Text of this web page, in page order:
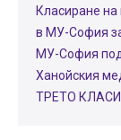
Класиране
в МУ-София
МУ-София
Ханойския
ТРЕТО